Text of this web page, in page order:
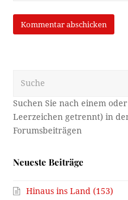
Neueste Beiträge
Hinaus ins Land (153)